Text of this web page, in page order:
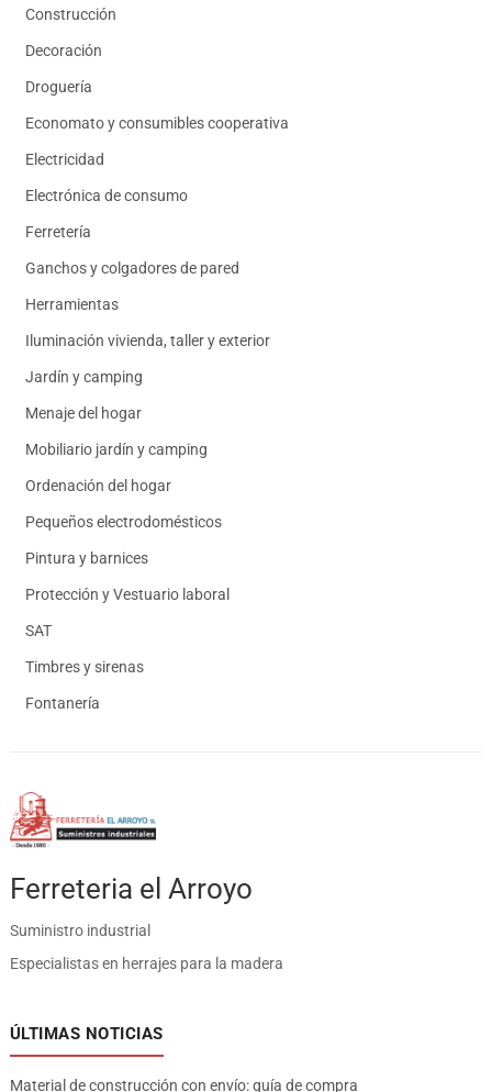
Construcción
Decoración
Droguería
Economato y consumibles cooperativa
Electricidad
Electrónica de consumo
Ferretería
Ganchos y colgadores de pared
Herramientas
Iluminación vivienda, taller y exterior
Jardín y camping
Menaje del hogar
Mobiliario jardín y camping
Ordenación del hogar
Pequeños electrodomésticos
Pintura y barnices
Protección y Vestuario laboral
SAT
Timbres y sirenas
Fontanería
Ferreteria el Arroyo
Suministro industrial
Especialistas en herrajes para la madera
ÚLTIMAS NOTICIAS
Material de construcción con envío: guía de compra